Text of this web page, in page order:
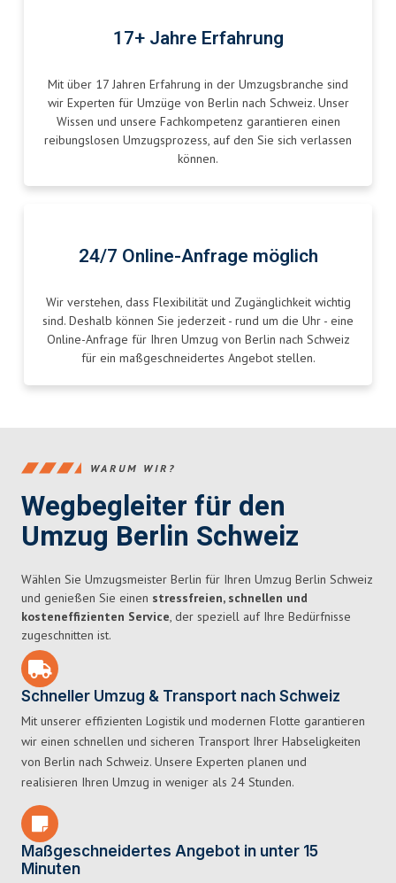
17+ Jahre Erfahrung
Mit über 17 Jahren Erfahrung in der Umzugsbranche sind
wir Experten für Umzüge von Berlin nach Schweiz. Unser
Wissen und unsere Fachkompetenz garantieren einen
reibungslosen Umzugsprozess, auf den Sie sich verlassen
können.
24/7 Online-Anfrage möglich
Wir verstehen, dass Flexibilität und Zugänglichkeit wichtig
sind. Deshalb können Sie jederzeit - rund um die Uhr - eine
Online-Anfrage für Ihren Umzug von Berlin nach Schweiz
für ein maßgeschneidertes Angebot stellen.
WARUM WIR?
Wegbegleiter für den
Umzug Berlin Schweiz
Wählen Sie Umzugsmeister Berlin für Ihren Umzug Berlin Schweiz
und genießen Sie einen stressfreien, schnellen und
kosteneffizienten Service, der speziell auf Ihre Bedürfnisse
zugeschnitten ist.
Schneller Umzug & Transport nach Schweiz
Mit unserer effizienten Logistik und modernen Flotte garantieren
wir einen schnellen und sicheren Transport Ihrer Habseligkeiten
von Berlin nach Schweiz. Unsere Experten planen und
realisieren Ihren Umzug in weniger als 24 Stunden.
Maßgeschneidertes Angebot in unter 15
Minuten